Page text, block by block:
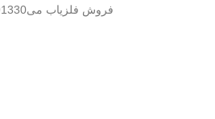
فروش فلزیاب می09102191330